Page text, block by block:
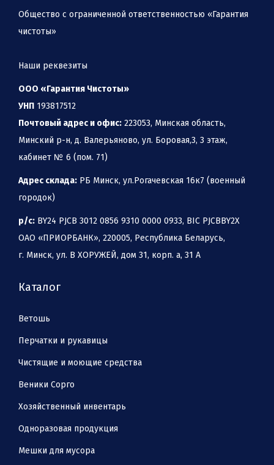
Общество с ограниченной ответственностью «Гарантия
чистоты»
Наши реквезиты
ООО «Гарантия Чистоты»
УНП 193817512
Почтовый адрес и офис: 223053, Минская область,
Минский р-н, д. Валерьяново, ул. Боровая,3, 3 этаж,
кабинет № 6 (пом. 71)
Адрес склада: РБ Минск, ул.Рогачевская 16к7 (военный
городок)
р/с: BY24 PJCB 3012 0856 9310 0000 0933, BIC PJCBBY2X
ОАО «ПРИОРБАНК», 220005, Республика Беларусь,
г. Минск, ул. В ХОРУЖЕЙ, дом 31, корп. а, 31 А
Каталог
Ветошь
Перчатки и рукавицы
Чистящие и моющие средства
Веники Сорго
Хозяйственный инвентарь
Одноразовая продукция
Мешки для мусора